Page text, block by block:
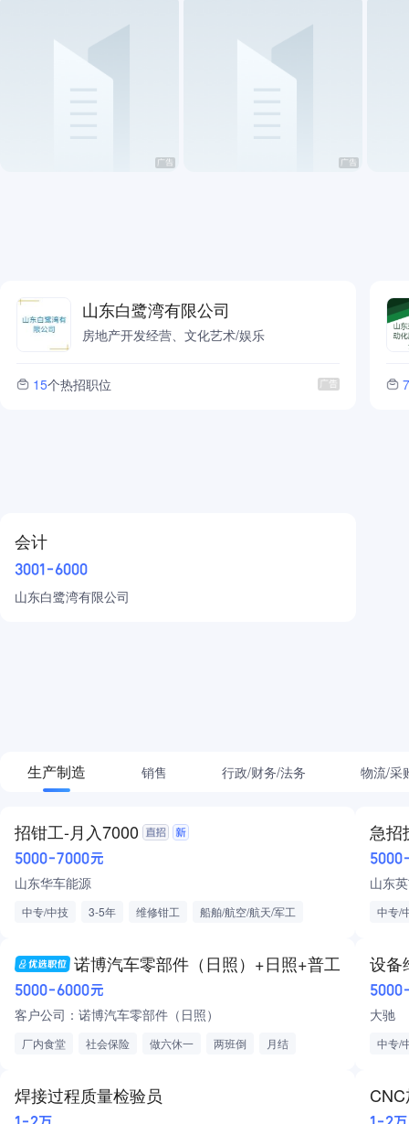
山东白鹭湾有限公司
房地产开发经营、文化艺术/娱乐
15个热招职位 7
会计
3001-6000
山东白鹭湾有限公司
生产制造 销售 行政/财务/法务 物流/采
招钳工-月入7000
5000-7000元
山东华车能源
中专/中技 3-5年 维修钳工
船舶/航空/航天/军工
急招
山东
中专/
诺博汽车零部件（日照）+日照+普工
5000-6000元
客户公司：诺博汽车零部件（日照）
厂内食堂 社会保险 做六休一 两班倒
月结
免费提供工作餐提供住宿
设备
大驰
中专/
焊接过程质量检验员